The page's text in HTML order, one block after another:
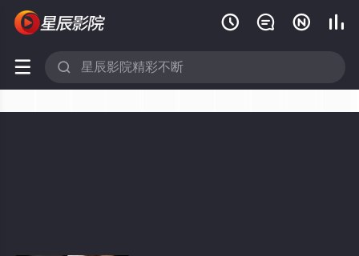
   
 